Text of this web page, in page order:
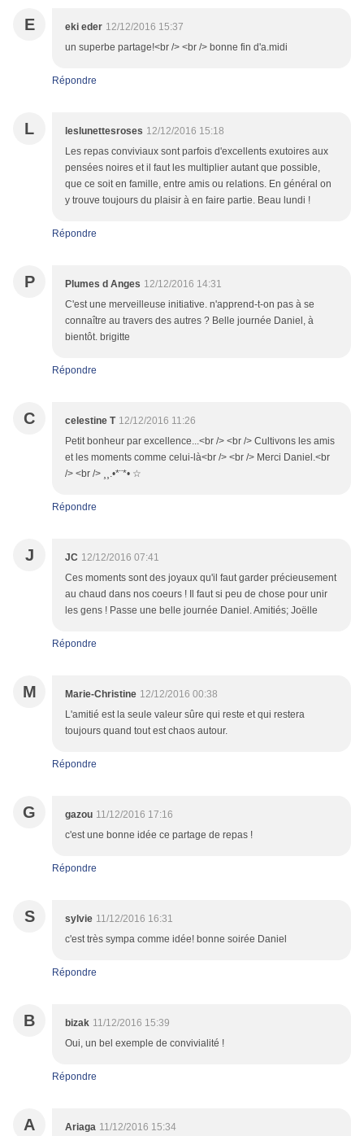
E eki eder 12/12/2016 15:37
un superbe partage!<br /> <br /> bonne fin d'a.midi
Répondre
L leslunettesroses 12/12/2016 15:18
Les repas conviviaux sont parfois d'excellents exutoires aux
pensées noires et il faut les multiplier autant que possible,
que ce soit en famille, entre amis ou relations. En général on
y trouve toujours du plaisir à en faire partie. Beau lundi !
Répondre
P Plumes d Anges 12/12/2016 14:31
C'est une merveilleuse initiative. n'apprend-t-on pas à se
connaître au travers des autres ? Belle journée Daniel, à
bientôt. brigitte
Répondre
C celestine T 12/12/2016 11:26
Petit bonheur par excellence...<br /> <br /> Cultivons les amis
et les moments comme celui-là<br /> <br /> Merci Daniel.<br
/> <br /> ¸¸.•*¨*• ☆
Répondre
J JC 12/12/2016 07:41
Ces moments sont des joyaux qu'il faut garder précieusement
au chaud dans nos coeurs ! Il faut si peu de chose pour unir
les gens ! Passe une belle journée Daniel. Amitiés; Joëlle
Répondre
M Marie-Christine 12/12/2016 00:38
L'amitié est la seule valeur sûre qui reste et qui restera
toujours quand tout est chaos autour.
Répondre
G gazou 11/12/2016 17:16
c'est une bonne idée ce partage de repas !
Répondre
S sylvie 11/12/2016 16:31
c'est très sympa comme idée! bonne soirée Daniel
Répondre
B bizak 11/12/2016 15:39
Oui, un bel exemple de convivialité !
Répondre
A Ariaga 11/12/2016 15:34